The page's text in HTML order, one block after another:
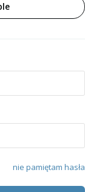
nie pamiętam hasła